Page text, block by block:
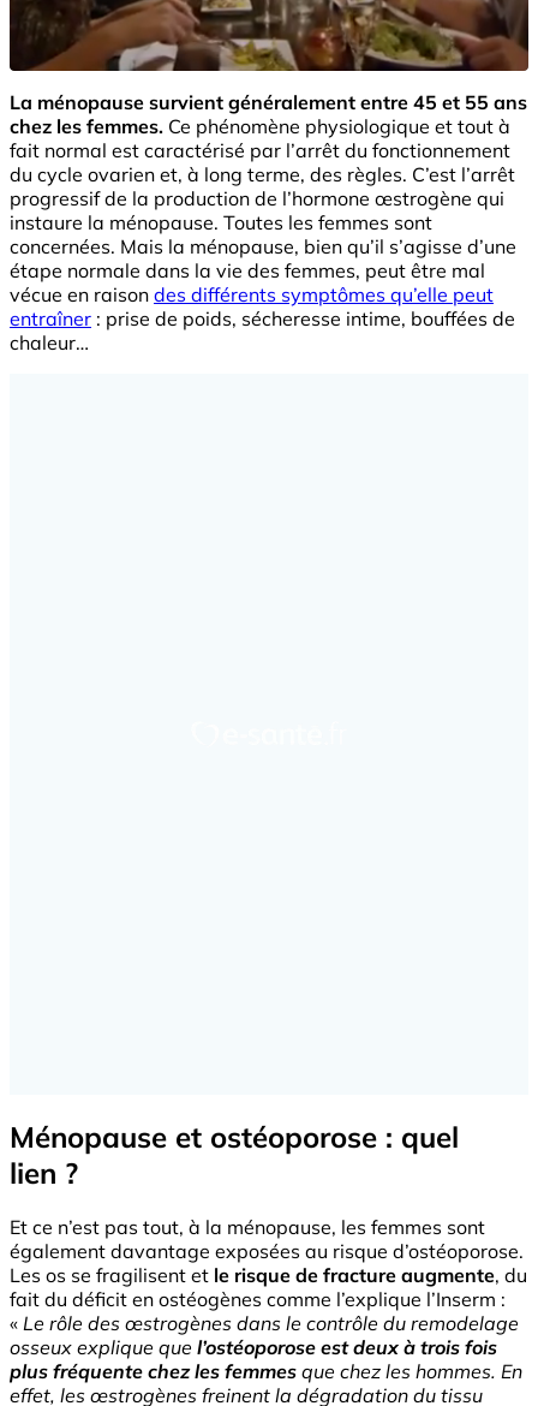
La ménopause survient généralement entre 45 et 55 ans
chez les femmes. Ce phénomène physiologique et tout à
fait normal est caractérisé par l’arrêt du fonctionnement
du cycle ovarien et, à long terme, des règles. C’est l’arrêt
progressif de la production de l’hormone œstrogène qui
instaure la ménopause. Toutes les femmes sont
concernées. Mais la ménopause, bien qu’il s’agisse d’une
étape normale dans la vie des femmes, peut être mal
vécue en raison des différents symptômes qu’elle peut
entraîner : prise de poids, sécheresse intime, bouffées de
chaleur…
Ménopause et ostéoporose : quel
lien ?
Et ce n’est pas tout, à la ménopause, les femmes sont
également davantage exposées au risque d’ostéoporose.
Les os se fragilisent et le risque de fracture augmente, du
fait du déficit en ostéogènes comme l’explique l’Inserm :
« Le rôle des œstrogènes dans le contrôle du remodelage
osseux explique que l’ostéoporose est deux à trois fois
plus fréquente chez les femmes que chez les hommes. En
effet, les œstrogènes freinent la dégradation du tissu